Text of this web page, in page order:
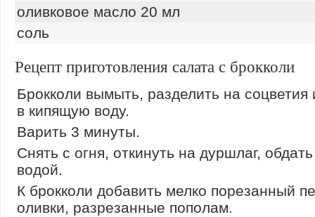
оливковое масло 20 мл
соль
Рецепт приготовления салата с брокколи
Брокколи вымыть, разделить на соцветия
в кипящую воду.
Варить 3 минуты.
Снять с огня, откинуть на дуршлаг,
водой.
К брокколи добавить мелко порезанный
оливки, разрезанные пополам.